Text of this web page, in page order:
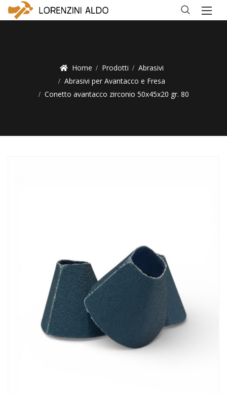
Home Prodotti
Abrasivi
Abrasivi per Avantacco e Fresa
Conetto avantacco zirconio 50x45x20 gr. 80